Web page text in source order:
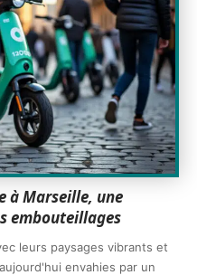
à Marseille, une
embouteillages
leurs paysages vibrants et
envahies par un